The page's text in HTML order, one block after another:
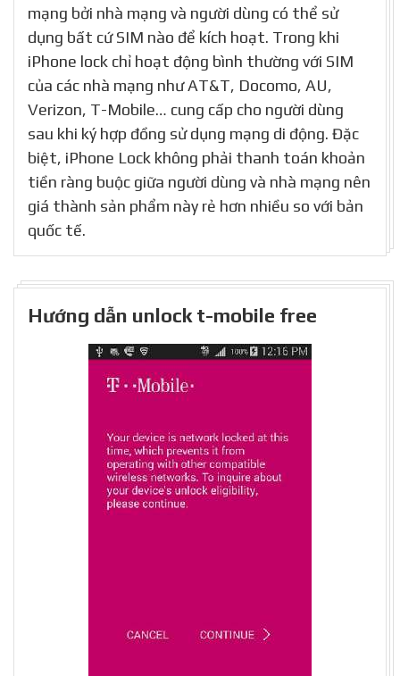
mạng bởi nhà mạng và người dùng có thể sử
dụng bất cứ SIM nào để kích hoạt. Trong khi
iPhone lock chỉ hoạt động bình thường với SIM
của các nhà mạng như AT&T, Docomo, AU,
Verizon, T-Mobile… cung cấp cho người dùng
sau khi ký hợp đồng sử dụng mạng di động. Đặc
biệt, iPhone Lock không phải thanh toán khoản
tiền ràng buộc giữa người dùng và nhà mạng nên
giá thành sản phẩm này rẻ hơn nhiều so với bản
quốc tế.
Hướng dẫn unlock t-mobile free